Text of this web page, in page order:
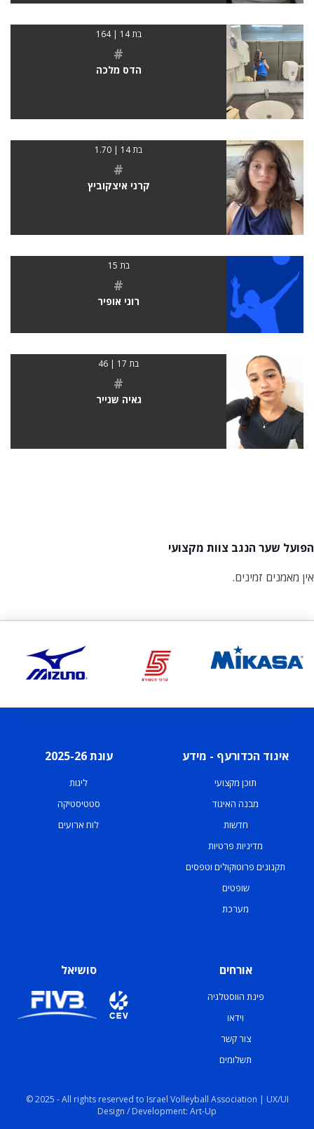
בת 14 | 164
#
הדס מלכה
בת 14 | 1.70
#
קרני איצקוביץ
בת 15
#
רוני אופיר
בת 17 | 46
#
גאיה שנייר
הפועל שער הנגב צוות מקצועי
אין מאמנים זמינים.
איגוד הכדורעף - מידע
תוכן מקצועי
מבנה האיגוד
חדשות
מדיניות פרטיות
תקנונים פרוטוקולים וטפסים
שופטים
מערכת
עונת 2025-26
ליגות
סטטיסטיקה
לוח ארועים
אורחים
פינת הווסטלגיה
וידאו
צור קשר
תשלומים
סושיאל
© 2025 - All rights reserved to Israel Volleyball Association | UX/UI
Design / Development: Art-Up